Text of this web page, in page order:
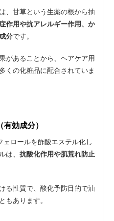
、甘草という生薬の根から抽
作用や抗アレルギー作用、か
分です。
があることから、ヘアケア用
くの化粧品に配合されていま
効成分）
ェロールを酢酸エステル化し
は、 抗酸化作用や肌荒れ防止
る性質で、酸化予防目的で油
もあります。